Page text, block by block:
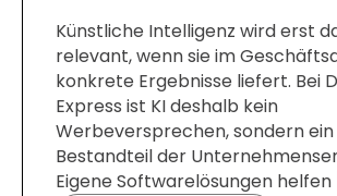
Künstliche Intelligenz wird erst
relevant, wenn sie im
konkrete Ergebnisse liefert. Bei
Express ist KI deshalb kein
Werbeversprechen, sondern
Bestandteil der
Eigene Softwarelösungen helfen